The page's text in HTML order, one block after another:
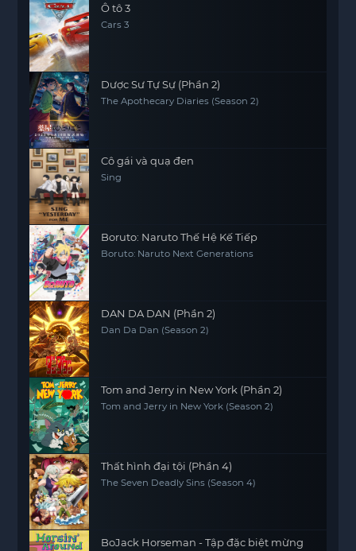
Ô tô 3
Cars 3
Dược Sư Tự Sự (Phần 2)
The Apothecary Diaries (Season 2)
Cô gái và quạ đen
Sing
Boruto: Naruto Thế Hệ Kế Tiếp
Boruto: Naruto Next Generations
DAN DA DAN (Phần 2)
Dan Da Dan (Season 2)
Tom and Jerry in New York (Phần 2)
Tom and Jerry in New York (Season 2)
Thất hình đại tội (Phần 4)
The Seven Deadly Sins (Season 4)
BoJack Horseman - Tập đặc biệt mừng